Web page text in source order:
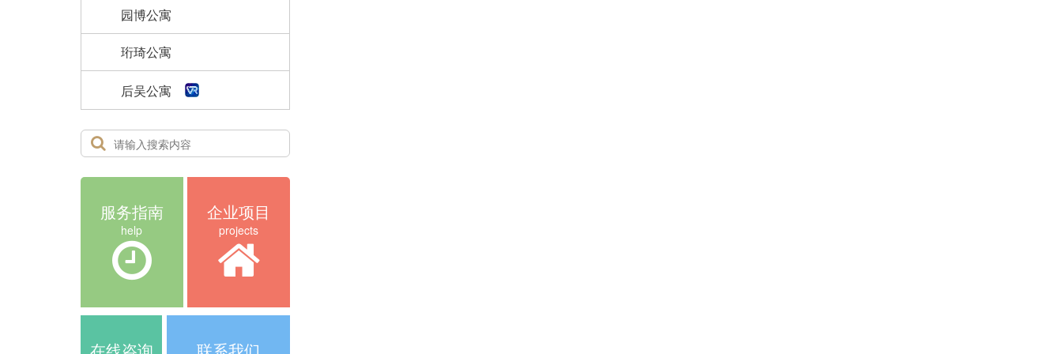
园博公寓
珩琦公寓
后吴公寓
服务指南
help
企业项目
projects